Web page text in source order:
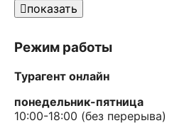
показать
Режим работы
Турагент онлайн
понедельник-пятница
10:00-18:00 (без перерыва)